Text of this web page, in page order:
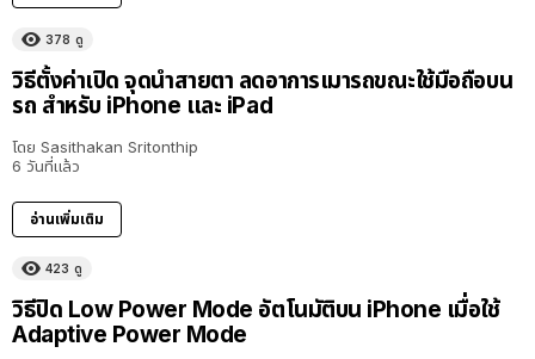
378 ดู
วิธีตั้งค่าเปิด จุดนำสายตา ลดอาการเมารถขณะใช้มือถือบน
รถ สำหรับ iPhone และ iPad
โดย Sasithakan Sritonthip
6 วันที่แล้ว
อ่านเพิ่มเติม
423 ดู
วิธีปิด Low Power Mode อัตโนมัติบน iPhone เมื่อใช้
Adaptive Power Mode